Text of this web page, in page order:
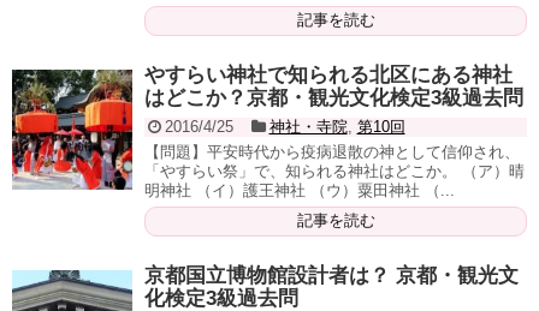
記事を読む
やすらい神社で知られる北区にある神社
はどこか？京都・観光文化検定3級過去問
2016/4/25 神社・寺院, 第10回
【問題】平安時代から疫病退散の神として信仰され、
「やすらい祭」で、知られる神社はどこか。 （ア）晴
明神社 （イ）護王神社 （ウ）粟田神社 （...
記事を読む
京都国立博物館設計者は？ 京都・観光文
化検定3級過去問